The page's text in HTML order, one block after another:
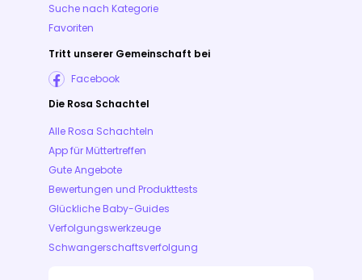
Suche nach Kategorie
Favoriten
Tritt unserer Gemeinschaft bei
Facebook
Die Rosa Schachtel
Alle Rosa Schachteln
App für Müttertreffen
Gute Angebote
Bewertungen und Produkttests
Glückliche Baby-Guides
Verfolgungswerkzeuge
Schwangerschaftsverfolgung